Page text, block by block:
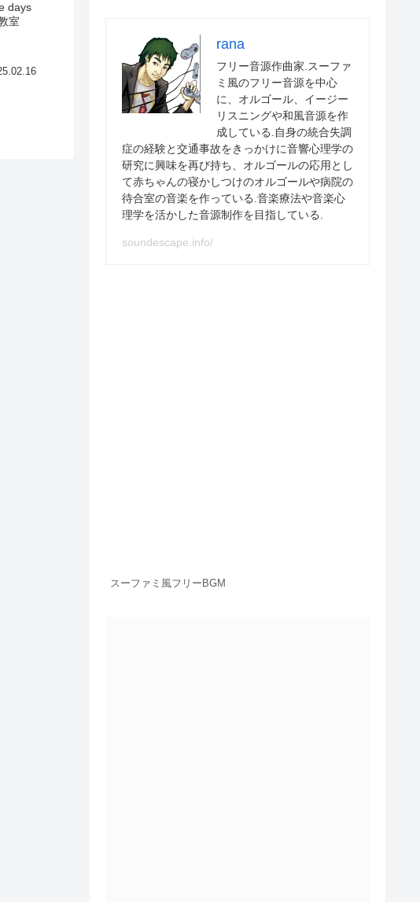
days
室
rana
フリー音源作曲家.スーファ
ミ風のフリー音源を中心
に、オルゴール、イージー
リスニングや和風音源を作
成している.自身の統合失調
症の経験と交通事故をきっかけに音響心理学の
研究に興味を再び持ち、オルゴールの応用とし
て赤ちゃんの寝かしつけのオルゴールや病院の
待合室の音楽を作っている.音楽療法や音楽心
理学を活かした音源制作を目指している.
soundescape.info/
スーファミ風フリーBGM